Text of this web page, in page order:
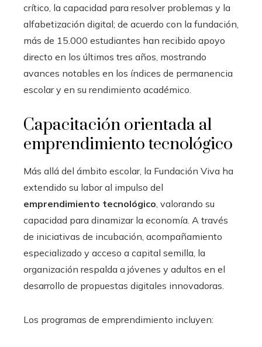
crítico, la capacidad para resolver problemas y la
alfabetización digital; de acuerdo con la fundación,
más de 15.000 estudiantes han recibido apoyo
directo en los últimos tres años, mostrando
avances notables en los índices de permanencia
escolar y en su rendimiento académico.
Capacitación orientada al
emprendimiento tecnológico
Más allá del ámbito escolar, la Fundación Viva ha
extendido su labor al impulso del
emprendimiento tecnológico, valorando su
capacidad para dinamizar la economía. A través
de iniciativas de incubación, acompañamiento
especializado y acceso a capital semilla, la
organización respalda a jóvenes y adultos en el
desarrollo de propuestas digitales innovadoras.
Los programas de emprendimiento incluyen: